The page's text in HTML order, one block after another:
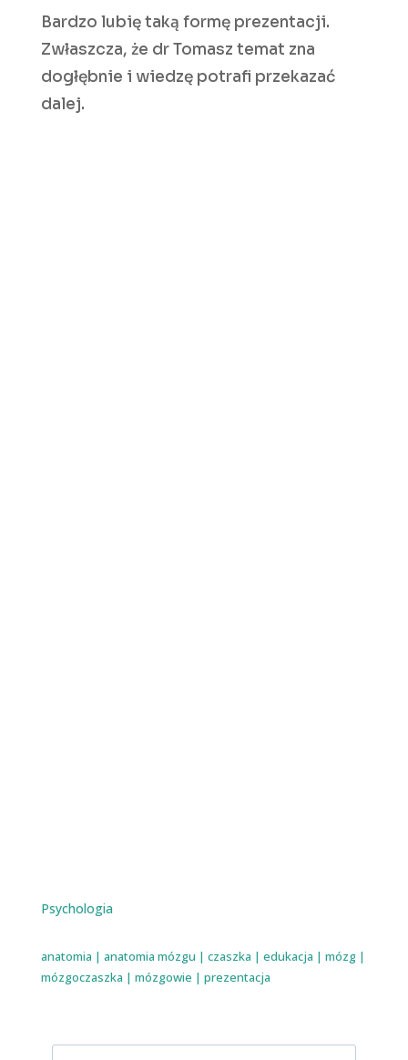
Bardzo lubię taką formę prezentacji.
Zwłaszcza, że dr Tomasz temat zna
dogłębnie i wiedzę potrafi przekazać
dalej.
Psychologia
anatomia | anatomia mózgu | czaszka | edukacja | mózg|
mózgoczaszka | mózgowie | prezentacja